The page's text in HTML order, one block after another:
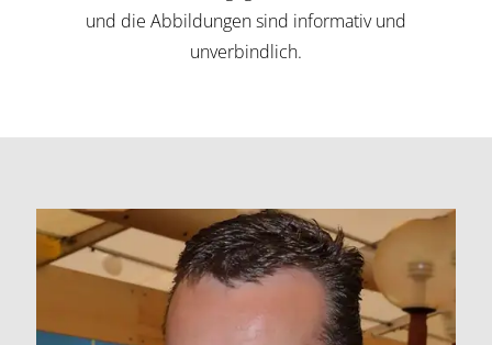
und die Abbildungen sind informativ und
unverbindlich.